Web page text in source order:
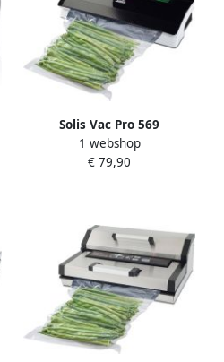
Vacuümrollen (20 x 600 cm)
Grijs
Solis Vac Pro 569
Vacumeermachine Vacuüm
Sealer Vacuümmachine met
1 webshop
€ 79,90